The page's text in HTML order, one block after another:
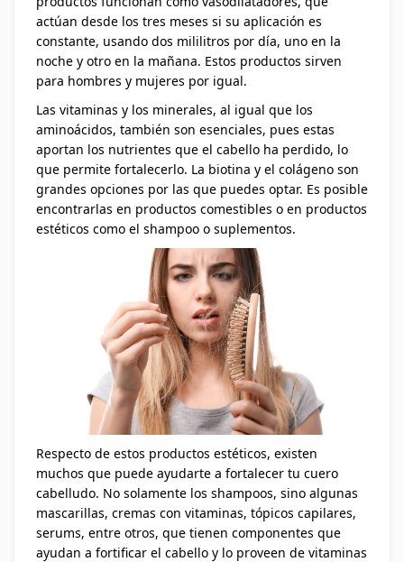
actúan desde los tres meses si su aplicación es
constante, usando dos mililitros por día, uno en la
noche y otro en la mañana. Estos productos sirven
para hombres y mujeres por igual.
Las vitaminas y los minerales, al igual que los
aminoácidos, también son esenciales, pues estas
aportan los nutrientes que el cabello ha perdido, lo
que permite fortalecerlo. La biotina y el colágeno son
grandes opciones por las que puedes optar. Es posible
encontrarlas en productos comestibles o en productos
estéticos como el shampoo o suplementos.
Respecto de estos productos estéticos, existen
muchos que puede ayudarte a fortalecer tu cuero
cabelludo. No solamente los shampoos, sino algunas
mascarillas, cremas con vitaminas, tópicos capilares,
serums, entre otros, que tienen componentes que
ayudan a fortificar el cabello y lo proveen de vitaminas